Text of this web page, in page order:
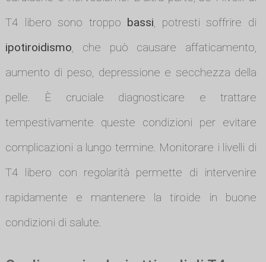
T4 libero sono troppo bassi, potresti soffrire di
ipotiroidismo, che può causare affaticamento,
aumento di peso, depressione e secchezza della
pelle. È cruciale diagnosticare e trattare
tempestivamente queste condizioni per evitare
complicazioni a lungo termine. Monitorare i livelli di
T4 libero con regolarità permette di intervenire
rapidamente e mantenere la tiroide in buone
condizioni di salute.